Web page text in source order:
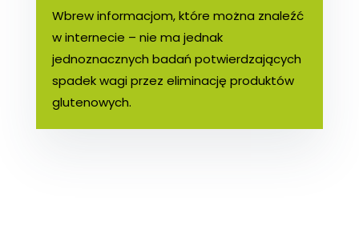
Wbrew informacjom, które można znaleźć
w internecie – nie ma jednak
jednoznacznych badań potwierdzających
spadek wagi przez eliminację produktów
glutenowych.